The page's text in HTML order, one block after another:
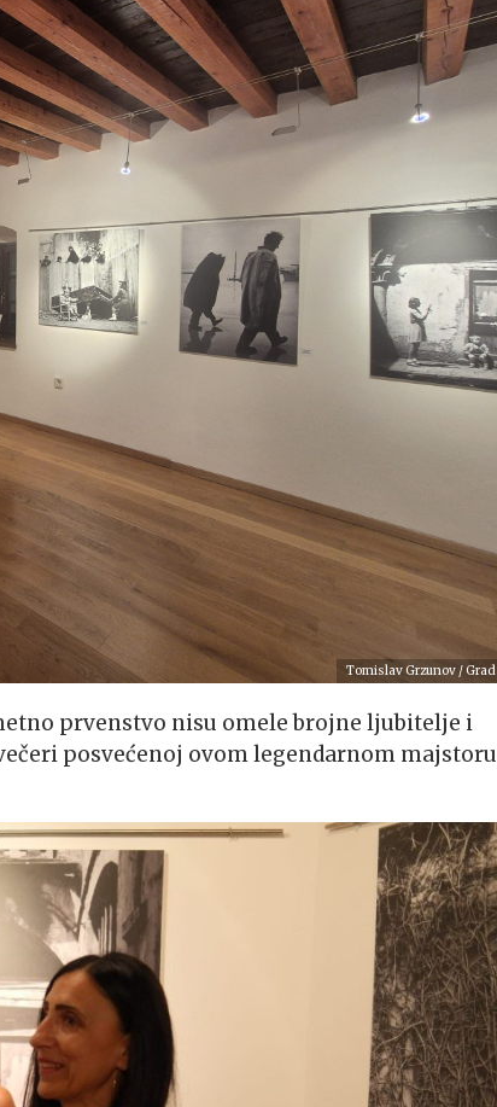
Tomislav Grzunov /
prvenstvo nisu omele brojne ljubitelje i
posvećenoj ovom legendarnom majstoru